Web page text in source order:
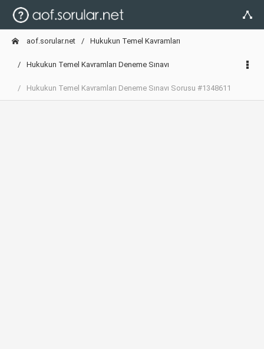
aof.sorular.net Hukukun Temel Kavramları
Hukukun Temel Kavramları Deneme Sınavı
Hukukun Temel Kavramları Deneme Sınavı Sorusu #1348611